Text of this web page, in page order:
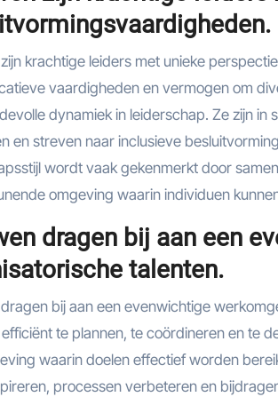
krachtige leiders met unieke
vaardigheden en vermogen om
dynamiek in leiderschap. Ze zijn
en streven naar inclusieve
wordt vaak gekenmerkt door
omgeving waarin individuen
dragen bij aan een
talenten.
bij aan een evenwichtige
te plannen, te coördineren en te
waarin doelen effectief worden
processen verbeteren en